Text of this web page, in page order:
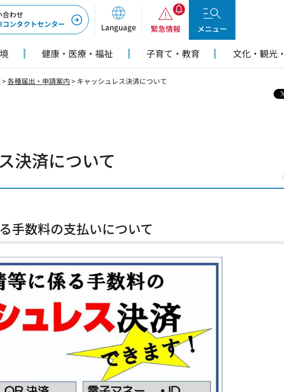
合わせ
コンタクトセンター
Language 緊急情報 メニュー
健康・医療・福祉 子育て・教育 文化・観光
>各種届出・申請案内 > キャッシュレス決済について
決済について
手数料の支払いについて